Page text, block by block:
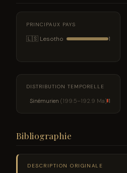
PRINCIPAUX PAYS
🇱🇸 Lesotho 1
DISTRIBUTION TEMPORELLE
Sinémurien (199.5–192.9 Ma) 1
Bibliographie
DESCRIPTION ORIGINALE